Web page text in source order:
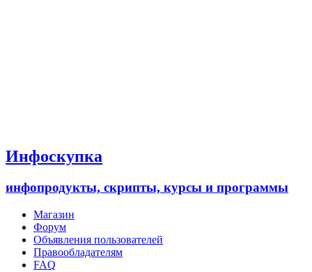
Инфоскупка
инфопродукты, скрипты, курсы и программы
Магазин
Форум
Объявления пользователей
Правообладателям
FAQ